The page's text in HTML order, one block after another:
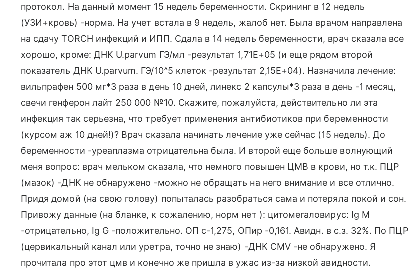
протокол. На данный момент 15 недель беременности. Скрининг в 12 недель
(УЗИ+кровь) -норма. На учет встала в 9 недель, жалоб нет. Была врачом направлена
на сдачу TORCH инфекций и ИПП. Сдала в 14 недель беременности, врач сказала все
хорошо, кроме: ДНК U.parvum ГЭ/мл -результат 1,71Е+05 (и еще рядом второй
показатель ДНК U.parvum. ГЭ/10^5 клеток -результат 2,15Е+04). Назначила лечение:
вильпрафен 500 мг*3 раза в день 10 дней, линекс 2 капсулы*3 раза в день -1 месяц,
свечи генферон лайт 250 000 №10. Скажите, пожалуйста, действительно ли эта
инфекция так серьезна, что требует применения антибиотиков при беременности
(курсом аж 10 дней!)? Врач сказала начинать лечение уже сейчас (15 недель). До
беременности -уреаплазма отрицательна была. И второй еще больше волнующий
меня вопрос: врач мельком сказала, что немного повышен ЦМВ в крови, но т.к. ПЦР
(мазок) -ДНК не обнаружено -можно не обращать на него внимание и все отлично.
Придя домой (на свою голову) попыталась разобраться сама и потеряла покой и сон.
Привожу данные (на бланке, к сожалению, норм нет ): цитомегаловирус: Ig M
-отрицательно, Ig G -положительно. ОП с-1,275, ОПир -0,161. Авидн. в с.з. 32%. По ПЦР
(цервикальный канал или уретра, точно не знаю) -ДНК CMV -не обнаружено. Я
прочитала про этот цмв и конечно же пришла в ужас из-за низкой авидности.